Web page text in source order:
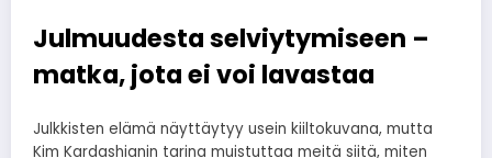
Julmuudesta selviytymiseen –
matka, jota ei voi lavastaa
Julkkisten elämä näyttäytyy usein kiiltokuvana, mutta
Kim Kardashianin tarina muistuttaa meitä siitä, miten